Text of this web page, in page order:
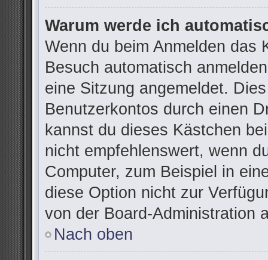
Warum werde ich
Wenn du beim Anmelden das
Besuch automatisch
eine Sitzung angemeldet.
Benutzerkontos durch einen
kannst du dieses Kästchen
nicht empfehlenswert, wenn
Computer, zum Beispiel in
diese Option nicht zur
von der Board-Administration
Nach oben